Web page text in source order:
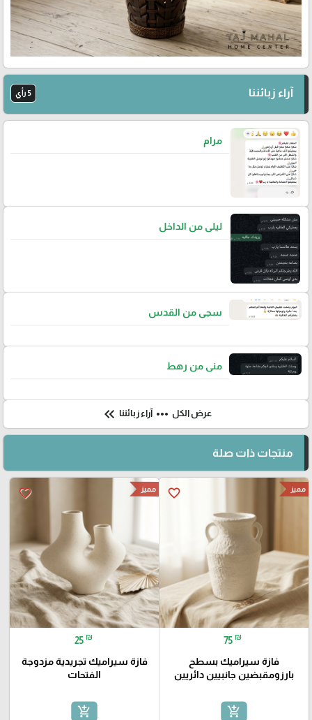
آراء زبائننا 5 رأي
مرام
ليلى من الداخل
سجى من القدس
منى من رهط
عرض الكل more_horiz آراء زبائننا keyboard_double_arrow_left
منتجات ذات صلة
favorite_border مميز
75 ₪
فازة سيراميك بسطح
بارزومقبضين جانبيين دائريين
add_shopping_cart
favorite_border مميز
25 ₪
فازة سيراميك تجريدية مزدوجة
الفتحات
add_shopping_cart